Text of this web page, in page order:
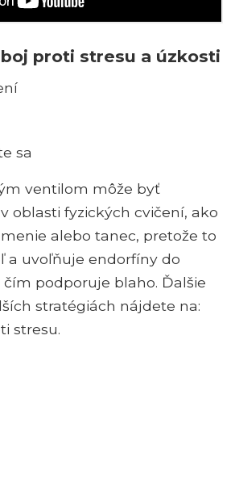
proti stresu a úzkosti
sa
ventilom môže byť
oblasti fyzických cvičení, ako
alebo tanec, pretože to
a uvoľňuje endorfíny do
podporuje blaho. Ďalšie
stratégiách nájdete na:
stresu.